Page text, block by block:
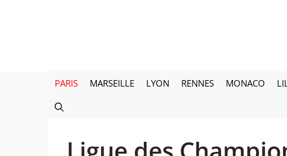
PARIS MARSEILLE LYON RENNES MONACO